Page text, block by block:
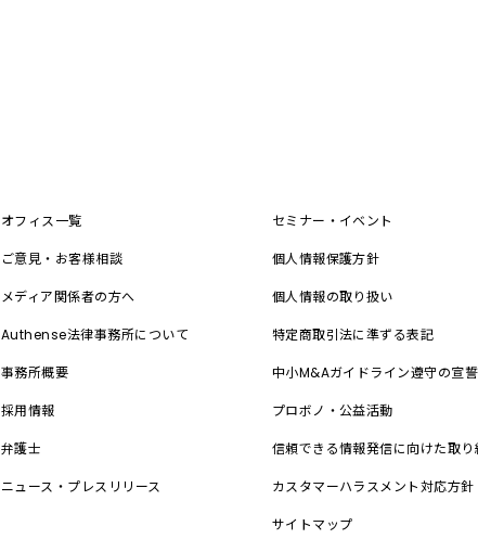
オフィス一覧
ご意見・お客様相談
メディア関係者の方へ
Authense法律事務所について
事務所概要
採用情報
弁護士
ニュース・プレスリリース
セミナー・イベント
個人情報保護方針
個人情報の取り扱い
特定商取引法に準ずる表記
中小M&Aガイドライン遵守の宣誓
プロボノ・公益活動
信頼できる情報発信に向けた取り
カスタマーハラスメント対応方針
サイトマップ